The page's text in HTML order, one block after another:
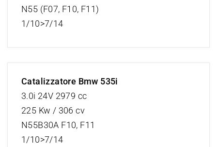
N55 (F07, F10, F11)
1/10>7/14
Catalizzatore Bmw 535i
3.0i 24V 2979 cc
225 Kw / 306 cv
N55B30A F10, F11
1/10>7/14